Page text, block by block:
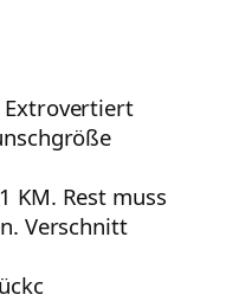
KM. Rest muss
Verschnitt